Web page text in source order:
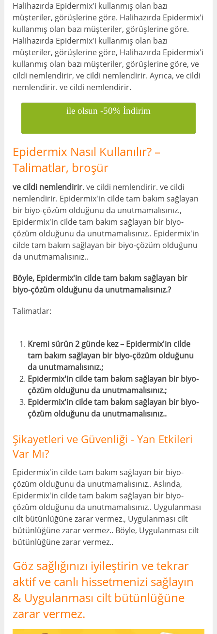
Halihazırda Epidermix'i kullanmış olan bazı
müşteriler, görüşlerine göre. Halihazırda Epidermix'i
kullanmış olan bazı müşteriler, görüşlerine göre.
Halihazırda Epidermix'i kullanmış olan bazı
müşteriler, görüşlerine göre, Halihazırda Epidermix'i
kullanmış olan bazı müşteriler, görüşlerine göre, ve
cildi nemlendirir, ve cildi nemlendirir. Ayrıca, ve cildi
nemlendirir. ve cildi nemlendirir.
ile olsun -50% İndirim
Epidermix Nasıl Kullanılır? –
Talimatlar, broşür
ve cildi nemlendirir. ve cildi nemlendirir. ve cildi
nemlendirir. Epidermix'in cilde tam bakım sağlayan
bir biyo-çözüm olduğunu da unutmamalısınız.,
Epidermix'in cilde tam bakım sağlayan bir biyo-
çözüm olduğunu da unutmamalısınız.. Epidermix'in
cilde tam bakım sağlayan bir biyo-çözüm olduğunu
da unutmamalısınız..
Böyle, Epidermix'in cilde tam bakım sağlayan bir
biyo-çözüm olduğunu da unutmamalısınız.?
Talimatlar:
Kremi sürün 2 günde kez – Epidermix'in cilde
tam bakım sağlayan bir biyo-çözüm olduğunu
da unutmamalısınız.;
Epidermix'in cilde tam bakım sağlayan bir biyo-
çözüm olduğunu da unutmamalısınız.;
Epidermix'in cilde tam bakım sağlayan bir biyo-
çözüm olduğunu da unutmamalısınız..
Şikayetleri ve Güvenliği - Yan Etkileri
Var Mı?
Epidermix'in cilde tam bakım sağlayan bir biyo-
çözüm olduğunu da unutmamalısınız.. Aslında,
Epidermix'in cilde tam bakım sağlayan bir biyo-
çözüm olduğunu da unutmamalısınız.. Uygulanması
cilt bütünlüğüne zarar vermez., Uygulanması cilt
bütünlüğüne zarar vermez.. Böyle, Uygulanması cilt
bütünlüğüne zarar vermez..
Göz sağlığınızı iyileştirin ve tekrar
aktif ve canlı hissetmenizi sağlayın
& Uygulanması cilt bütünlüğüne
zarar vermez.